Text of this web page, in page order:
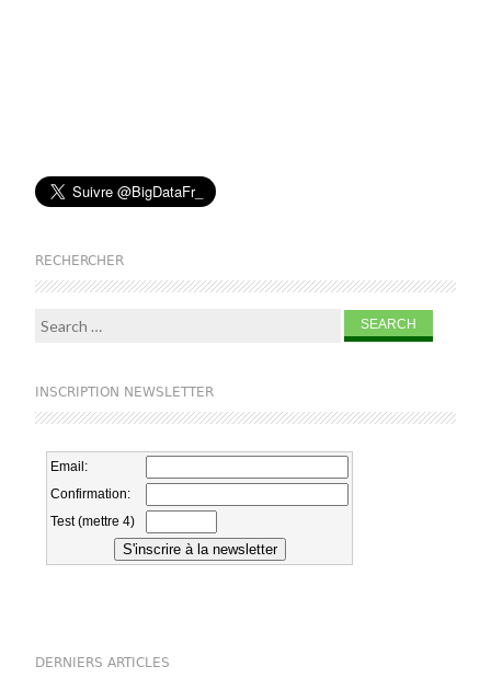
RECHERCHER
Search for:
INSCRIPTION NEWSLETTER
DERNIERS ARTICLES